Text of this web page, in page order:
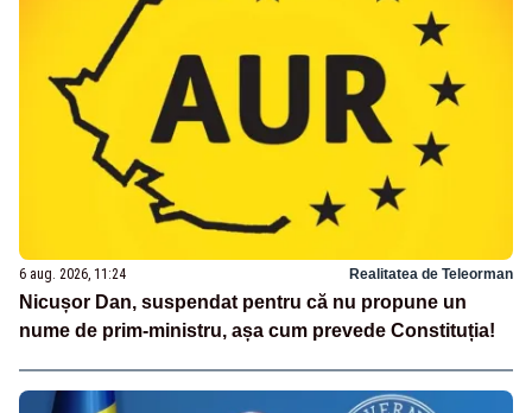
6 aug. 2026, 11:24 Realitatea de Teleorman
Nicușor Dan, suspendat pentru că nu propune un
nume de prim-ministru, așa cum prevede Constituția!